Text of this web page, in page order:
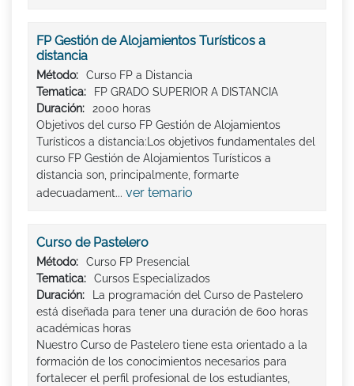
FP Gestión de Alojamientos Turísticos a
distancia
Método:
Curso FP a Distancia
Tematica:
FP GRADO SUPERIOR A DISTANCIA
Duración:
2000 horas
Objetivos del curso FP Gestión de Alojamientos
Turísticos a distancia:Los objetivos fundamentales del
curso FP Gestión de Alojamientos Turísticos a
distancia son, principalmente, formarte
adecuadament... ver temario
Curso de Pastelero
Método:
Curso FP Presencial
Tematica:
Cursos Especializados
Duración:
La programación del Curso de Pastelero
está diseñada para tener una duración de 600 horas
académicas horas
Nuestro Curso de Pastelero tiene esta orientado a la
formación de los conocimientos necesarios para
fortalecer el perfil profesional de los estudiantes,